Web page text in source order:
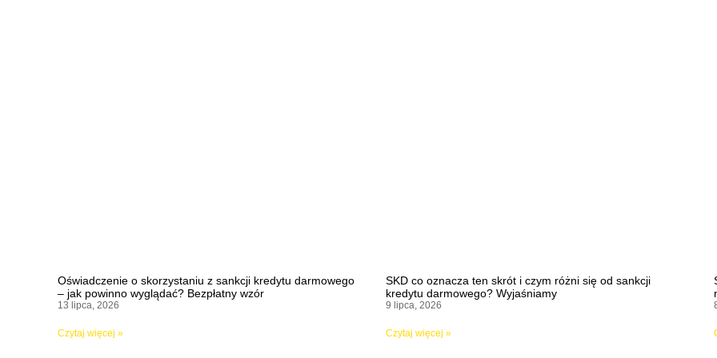
Oświadczenie o skorzystaniu z sankcji kredytu darmowego
– jak powinno wyglądać? Bezpłatny wzór
13 lipca, 2026
Czytaj więcej »
SKD co oznacza ten skrót i czym różni się od sankcji
kredytu darmowego? Wyjaśniamy
9 lipca, 2026
Czytaj więcej »